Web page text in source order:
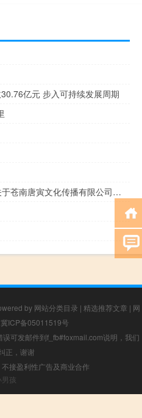
亿元 步入可持续发展周期
苍南唐寅文化传播有限公司(关于苍南唐寅文化传播有限公司简述)
by 网站分类目录 | 精选推荐文章 | 网
冀ICP备05011519号
可发邮件到f_fb#foxmail.com说明，我们
正，谢谢
接盈利性广告及商业合作
男孩